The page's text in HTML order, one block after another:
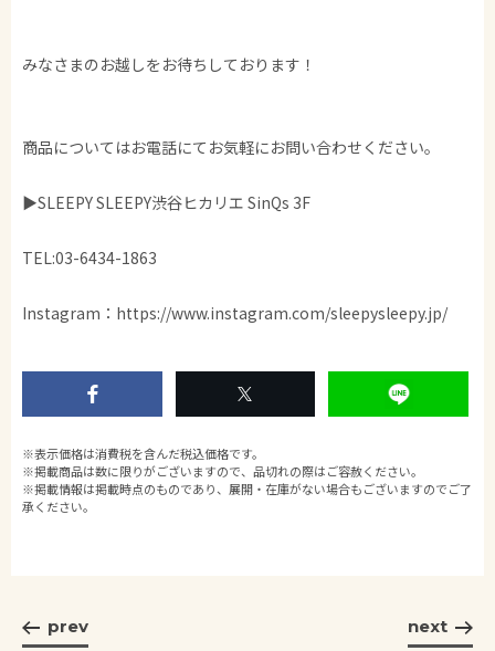
みなさまのお越しをお待ちしております！
商品についてはお電話にてお気軽にお問い合わせください。
▶SLEEPY SLEEPY渋谷ヒカリエ SinQs 3F
TEL:03-6434-1863
Instagram：https://www.instagram.com/sleepysleepy.jp/
※表示価格は消費税を含んだ税込価格です。
※掲載商品は数に限りがございますので、品切れの際はご容赦ください。
※掲載情報は掲載時点のものであり、展開・在庫がない場合もございますのでご了
承ください。
prev next